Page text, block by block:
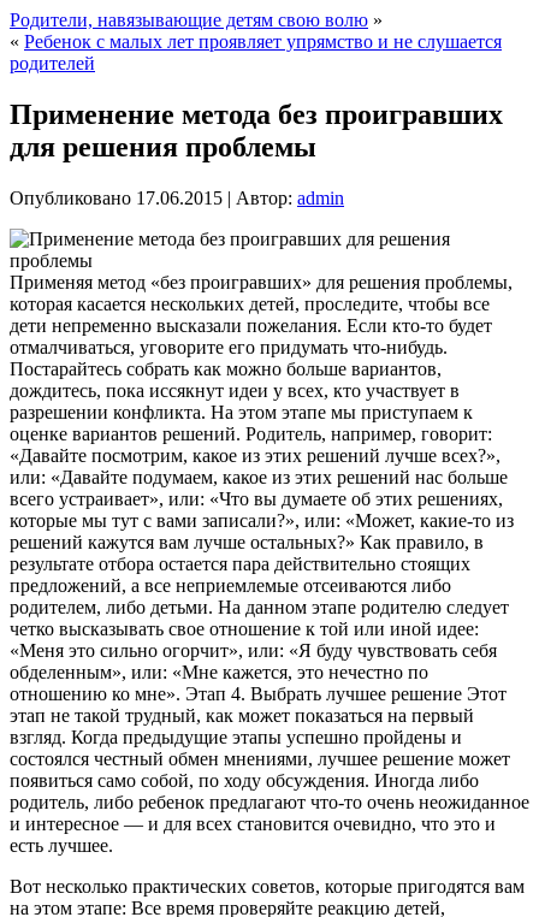
Родители, навязывающие детям свою волю »
« Ребенок с малых лет проявляет упрямство и не слушается
родителей
Применение метода без проигравших
для решения проблемы
Опубликовано 17.06.2015 | Автор: admin
Применяя метод «без проигравших» для решения проблемы,
которая касается нескольких детей, проследите, чтобы все
дети непременно высказали пожелания. Если кто-то будет
отмалчиваться, уговорите его придумать что-нибудь.
Постарайтесь собрать как можно больше вариантов,
дождитесь, пока иссякнут идеи у всех, кто участвует в
разрешении конфликта. На этом этапе мы приступаем к
оценке вариантов решений. Родитель, например, говорит:
«Давайте посмотрим, какое из этих решений лучше всех?»,
или: «Давайте подумаем, какое из этих решений нас больше
всего устраивает», или: «Что вы думаете об этих решениях,
которые мы тут с вами записали?», или: «Может, какие-то из
решений кажутся вам лучше остальных?» Как правило, в
результате отбора остается пара действительно стоящих
предложений, а все неприемлемые отсеиваются либо
родителем, либо детьми. На данном этапе родителю следует
четко высказывать свое отношение к той или иной идее:
«Меня это сильно огорчит», или: «Я буду чувствовать себя
обделенным», или: «Мне кажется, это нечестно по
отношению ко мне». Этап 4. Выбрать лучшее решение Этот
этап не такой трудный, как может показаться на первый
взгляд. Когда предыдущие этапы успешно пройдены и
состоялся честный обмен мнениями, лучшее решение может
появиться само собой, по ходу обсуждения. Иногда либо
родитель, либо ребенок предлагают что-то очень неожиданное
и интересное — и для всех становится очевидно, что это и
есть лучшее.
Вот несколько практических советов, которые пригодятся вам
на этом этапе: Все время проверяйте реакцию детей,